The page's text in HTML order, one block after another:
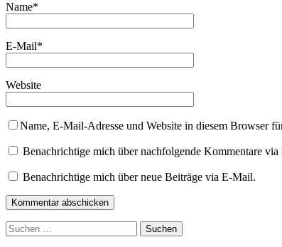
Name*
E-Mail*
Website
Name, E-Mail-Adresse und Website in diesem Browser
Benachrichtige mich über nachfolgende Kommentare
Benachrichtige mich über neue Beiträge via E-Mail.
Suchen
nach: